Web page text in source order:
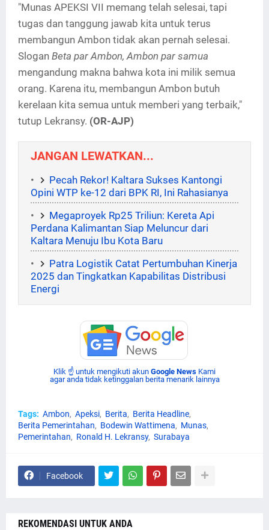
"Munas APEKSI VII memang telah selesai, tapi
tugas dan tanggung jawab kita untuk terus
membangun Ambon tidak akan pernah selesai.
Slogan Beta par Ambon, Ambon par samua
mengandung makna bahwa kota ini milik semua
orang. Karena itu, membangun Ambon butuh
kerelaan kita semua untuk memberi yang terbaik,"
tutup Lekransy. (OR-AJP)
JANGAN LEWATKAN...
Pecah Rekor! Kaltara Sukses Kantongi
Opini WTP ke-12 dari BPK RI, Ini Rahasianya
Megaproyek Rp25 Triliun: Kereta Api
Perdana Kalimantan Siap Meluncur dari
Kaltara Menuju Ibu Kota Baru
Patra Logistik Catat Pertumbuhan Kinerja
2025 dan Tingkatkan Kapabilitas Distribusi
Energi
Klik ☝ untuk mengikuti akun Google News Kami
agar anda tidak ketinggalan berita menarik lainnya
Tags: Ambon Apeksi Berita
Berita Headline
Berita Pemerintahan
Bodewin Wattimena
Munas
Pemerintahan
Ronald H. Lekransy Surabaya
Facebook
REKOMENDASI UNTUK ANDA